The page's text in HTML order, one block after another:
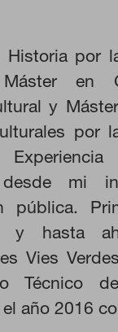
Historia por
en
y
por
desde mi
pública.
y hasta
Vies
Técnico
año 2016
DE
TODO
TODO
en nuestros
para bloquear o
áreas del sitio no